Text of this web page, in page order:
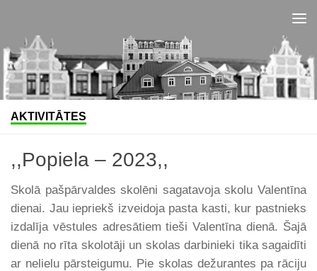
AKTIVITĀTES
,,Popiela – 2023,,
Skolā pašpārvaldes skolēni sagatavoja skolu Valentīna
dienai. Jau iepriekš izveidoja pasta kasti, kur pastnieks
izdalīja vēstules adresātiem tieši Valentīna dienā. Šajā
dienā no rīta skolotāji un skolas darbinieki tika sagaidīti
ar nelielu pārsteigumu. Pie skolas dežurantes pa rāciju